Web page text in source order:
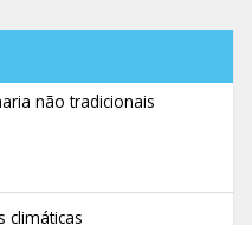
não tradicionais
climáticas